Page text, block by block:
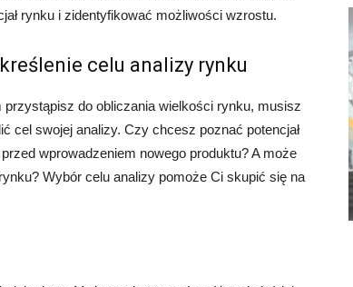
rynku i zidentyfikować możliwości wzrostu.
celu analizy rynku
przystąpisz do obliczania wielkości rynku, musisz
cel swojej analizy. Czy chcesz poznać potencjał
wprowadzeniem nowego produktu? A może
Wybór celu analizy pomoże Ci skupić się na